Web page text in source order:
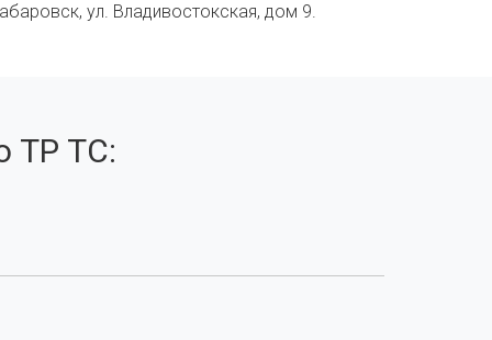
ул. Владивостокская, дом 9.
ТР ТС: